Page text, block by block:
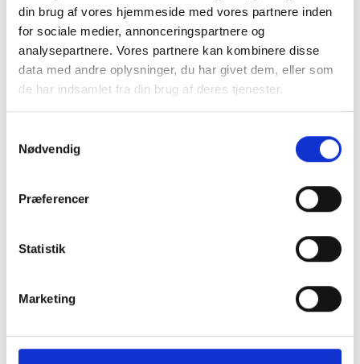
din brug af vores hjemmeside med vores partnere inden
for sociale medier, annonceringspartnere og
analysepartnere. Vores partnere kan kombinere disse
data med andre oplysninger, du har givet dem, eller som
de har indsamlet fra din brug af deres tjenester.
Nødvendig
Præferencer
Statistik
Marketing